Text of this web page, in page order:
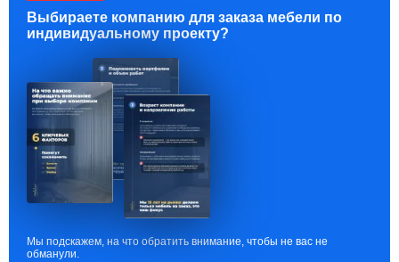
Выбираете компанию для заказа мебели по
индивидуальному проекту?
Мы подскажем, на что обратить внимание, чтобы не вас не
обманули.